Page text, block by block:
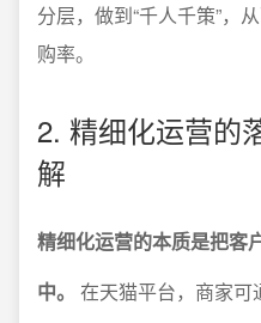
分层，做到“千人千策”，
购率。
2. 精细化运营的
解
精细化运营的本质是把客
中。
在天猫平台，商家可